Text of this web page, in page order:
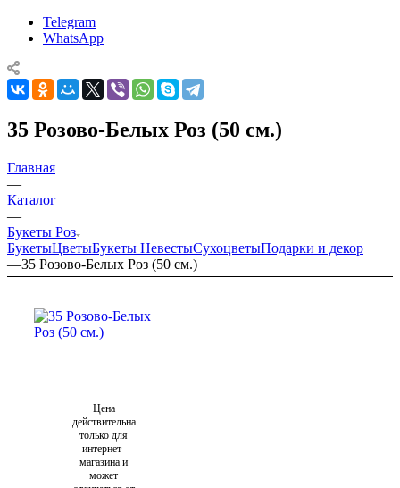
Telegram
WhatsApp
35 Розово-Белых Роз (50 см.)
Главная
—
Каталог
—
Букеты Роз
БукетыЦветыБукеты НевестыСухоцветыПодарки и декор
—35 Розово-Белых Роз (50 см.)
Цена
действительна
только для
интернет-
магазина и
может